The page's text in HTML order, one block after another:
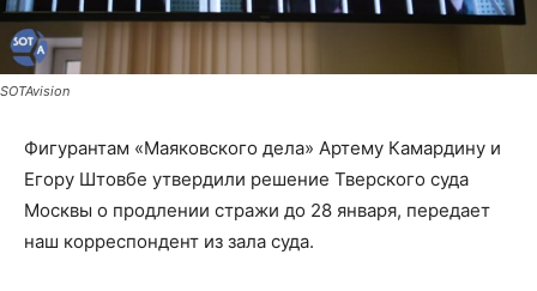
SOTAvision
Фигурантам «Маяковского дела» Артему Камардину и
Егору Штовбе утвердили решение Тверского суда
Москвы о продлении стражи до 28 января, передает
наш корреспондент из зала суда.